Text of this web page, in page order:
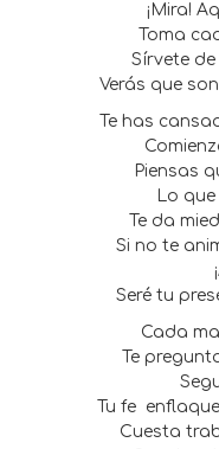
¡Mira!
Toma
Sírvete
Verás que
Te has
Piensas
Lo
Te da
Si no te
Seré tu
Cada
Te
Tu fe
Cuesta